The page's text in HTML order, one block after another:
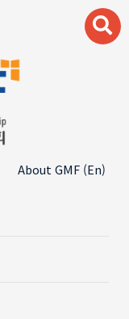
About GMF (En)